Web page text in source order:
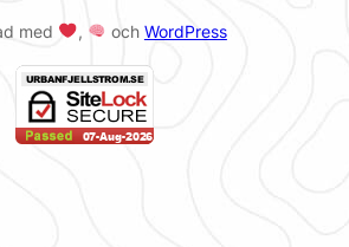
med , och WordPress